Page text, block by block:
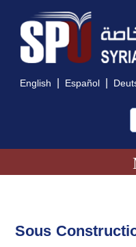
English | Español |
Sous